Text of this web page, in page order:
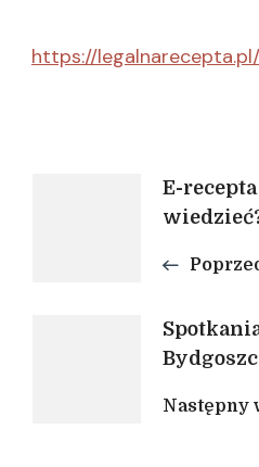
https://legalnarecepta.pl/
wpisu
E-
Następny